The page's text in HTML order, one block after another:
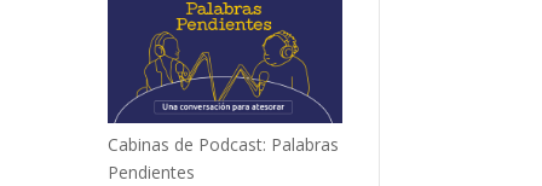
Cabinas de Podcast: Palabras
Pendientes